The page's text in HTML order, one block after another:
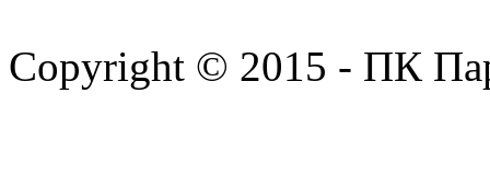
Copyright © 2015 - ПК